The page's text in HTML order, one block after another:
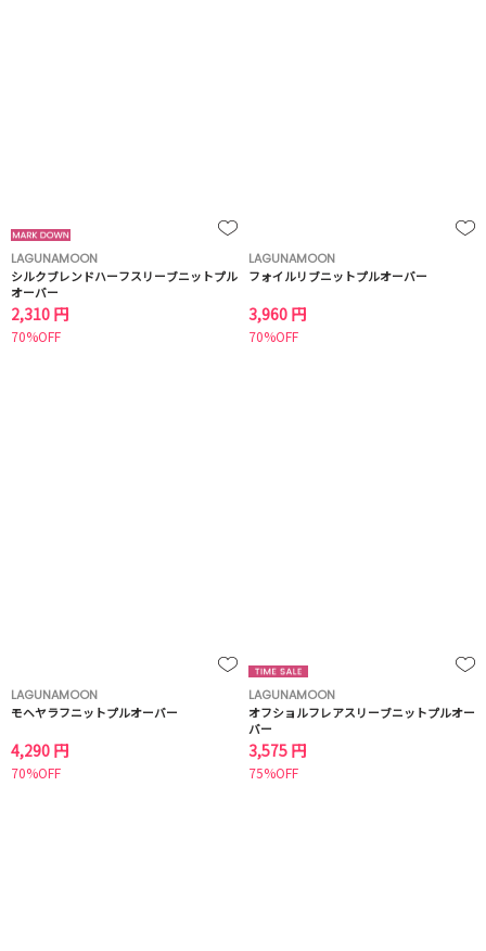
LAGUNAMOON
シルクブレンドハーフスリーブニットプル
オーバー
2,310 円
70%OFF
LAGUNAMOON
フォイルリブニットプルオーバー
3,960 円
70%OFF
LAGUNAMOON
モヘヤラフニットプルオーバー
4,290 円
70%OFF
LAGUNAMOON
オフショルフレアスリーブニットプルオー
バー
3,575 円
75%OFF